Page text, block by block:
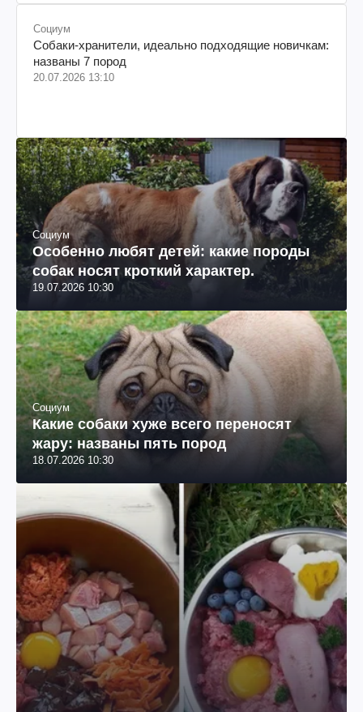
Социум
Собаки-хранители, идеально подходящие новичкам:
названы 7 пород
20.07.2026 13:10
Социум
Особенно любят детей: какие породы
собак носят кроткий характер.
19.07.2026 10:30
Социум
Какие собаки хуже всего переносят
жару: названы пять пород
18.07.2026 10:30